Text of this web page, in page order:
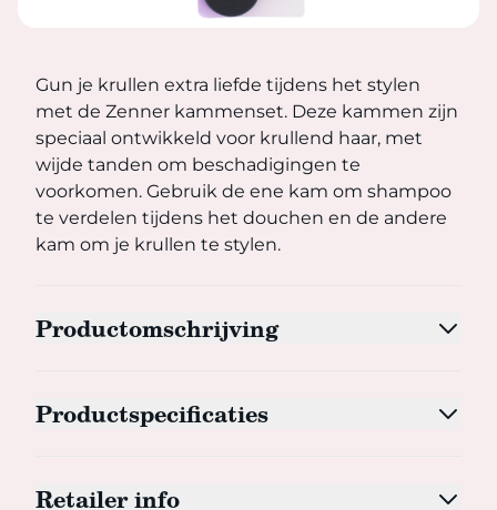
Gun je krullen extra liefde tijdens het stylen met de
Gun je krullen extra liefde tijdens het stylen
met de Zenner kammenset. Deze kammen zijn
speciaal ontwikkeld voor krullend haar, met
wijde tanden om beschadigingen te
voorkomen. Gebruik de ene kam om shampoo
te verdelen tijdens het douchen en de andere
kam om je krullen te stylen.
Productomschrijving
Productspecificaties
Retailer info